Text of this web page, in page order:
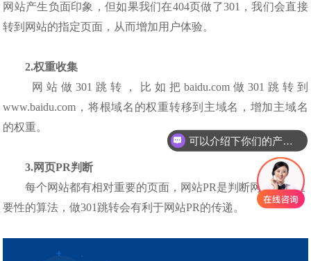
网站产生负面印象，但如果我们在404页做了301，我们会直接
转到网站的指定页面，从而增加用户体验。
2.权重收集
网站做301跳转，比如把baidu.com做301跳转到
www.baidu.com，将根域名的权重转移到主域名，增加主域名
的权重。
3.网页PR判断
每个网站都有相对重要的页面，网站PR是判断网站页面重
要性的算法，做301跳转会有利于网站PR的传递。
可以介绍下你们的产品么